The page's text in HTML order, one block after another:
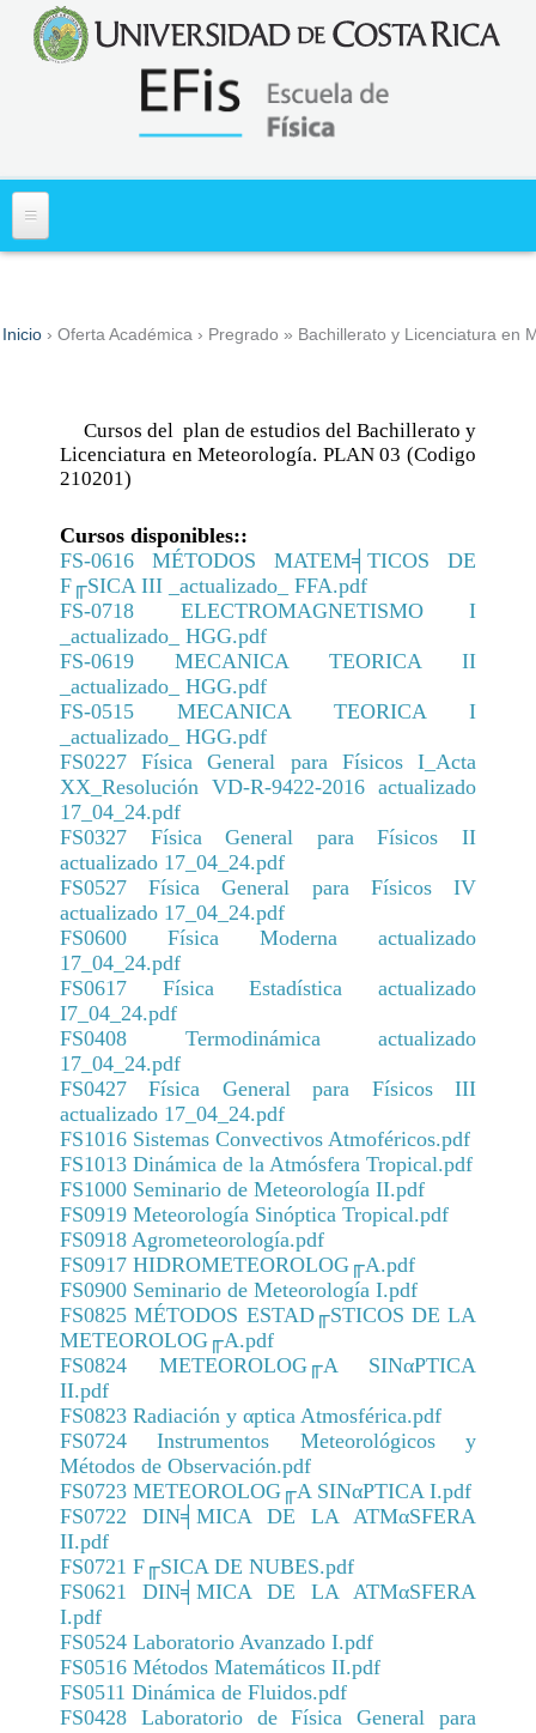
¿Dónde Estamos?
Personal
Docentes
Administrativos
Mujeres en la Escuela de Física
Transparencia
Diagnóstico de los Aprendizajes en Matemática
(DiMa)
Cartas al Estudiante
Requisitos Especiales para ingreso y traslado a
Solicitud Asistencias
Avisos
Suficiencia/Aprendizaje Adaptativo
Admisión
Aranceles
Reclamos
Convalidaciones / Reconocimientos
Formulario para interrupción de estudios parcial
Formulario para interrupción de estudios total
Graduaciones
Infografías
Matrícula por excepción /Levantamiento
requisitos
Solicitud Constancia de programas de cursos
TFG
Asuntos Administrativos
Ofrecimiento de servicios docentes
Informe final de gestión 2020-2024
Informe final de gestión 2016-2020
Normativa de Control Interno
Convención Colectiva de Trabajo
Normativa de Acoso Laboral
Normativa de Dedicación Exclusiva
Normativa de Hostigamiento Sexual
Normativa de Régimen Disciplinario
Docente
Reglamento Interno de Trabajo
Reglamento Ético-Científico
CICANUM
CICIMA
CINESPA
CIGEFI
Oferta Académica
Pregrado
CURSOS DE SERVICIO
METEOROLOGÍA
Bachillerato y Licenciatura en Meteorología,
PLAN 03
Nuevo Plan de Estudios: Bachillerato en
Meteorología
Cursos de Nuevo Plan de Estudios:
Bachillerato en Meteorología, Plan 04
FÍSICA
Nuevo Plan de Estudios: Bachillerato en
Física
Cursos de Nuevo Plan de Estudios:
Bachillerato en Física, Plan 03
Bachillerato en Física, PLAN 02
Posgrado
Sistema de Estudios de Posgrado
Contactos
Documentos
Astrofísica
Ciencias de la Atmosfera
Física
Física Médica
Hidrología
Comité Estudiantil IAPS
Inicio › Oferta Académica › Pregrado » Bachillerato y Licenciatura en
Cursos del plan de estudios del Bachillerato y
Licenciatura en Meteorología. PLAN 03 (Codigo
210201)
Cursos disponibles::
FS-0616 MÉTODOS MATEM╡TICOS DE
F╓SICA III _actualizado_ FFA.pdf
FS-0718 ELECTROMAGNETISMO I
_actualizado_ HGG.pdf
FS-0619 MECANICA TEORICA II
_actualizado_ HGG.pdf
FS-0515 MECANICA TEORICA I
_actualizado_ HGG.pdf
FS0227 Física General para Físicos I_Acta
XX_Resolución VD-R-9422-2016 actualizado
17_04_24.pdf
FS0327 Física General para Físicos II
actualizado 17_04_24.pdf
FS0527 Física General para Físicos IV
actualizado 17_04_24.pdf
FS0600 Física Moderna actualizado
17_04_24.pdf
FS0617 Física Estadística actualizado
I7_04_24.pdf
FS0408 Termodinámica actualizado
17_04_24.pdf
FS0427 Física General para Físicos III
actualizado 17_04_24.pdf
FS1016 Sistemas Convectivos Atmoféricos.pdf
FS1013 Dinámica de la Atmósfera Tropical.pdf
FS1000 Seminario de Meteorología II.pdf
FS0919 Meteorología Sinóptica Tropical.pdf
FS0918 Agrometeorología.pdf
FS0917 HIDROMETEOROLOG╓A.pdf
FS0900 Seminario de Meteorología I.pdf
FS0825 MÉTODOS ESTAD╓STICOS DE LA
METEOROLOG╓A.pdf
FS0824 METEOROLOG╓A SINαPTICA
II.pdf
FS0823 Radiación y αptica Atmosférica.pdf
FS0724 Instrumentos Meteorológicos y
Métodos de Observación.pdf
FS0723 METEOROLOG╓A SINαPTICA I.pdf
FS0722 DIN╡MICA DE LA ATMαSFERA
II.pdf
FS0721 F╓SICA DE NUBES.pdf
FS0621 DIN╡MICA DE LA ATMαSFERA
I.pdf
FS0524 Laboratorio Avanzado I.pdf
FS0516 Métodos Matemáticos II.pdf
FS0511 Dinámica de Fluidos.pdf
FS0428 Laboratorio de Física General para